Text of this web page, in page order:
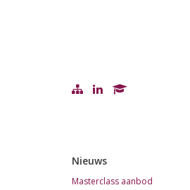
Nieuws
Masterclass aanbod